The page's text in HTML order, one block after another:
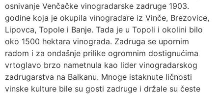
osnivanje Venčačke vinogradarske zadruge 1903.
godine koja je okupila vinogradare iz Vinče, Brezovice,
Lipovca, Topole i Banje. Tada je u Topoli i okolini bilo
oko 1500 hektara vinograda. Zadruga se upornim
radom i za ondašnje prilike ogromnim dostignućima
vrtoglavo brzo nametnula kao lider vinogradarskog
zadrugarstva na Balkanu. Mnoge istaknute ličnosti
vinske kulture bile su gosti zadruge i držale su česte